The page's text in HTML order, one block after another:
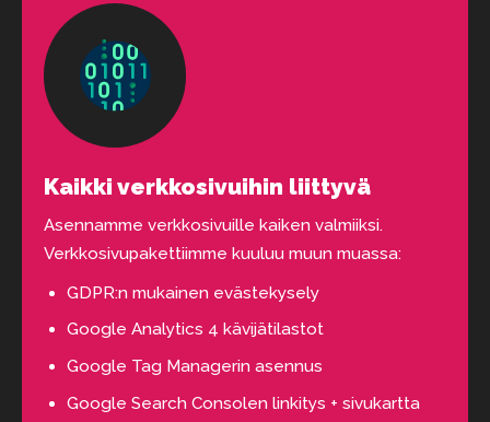
Kaikki verkkosivuihin liittyvä
Asennamme verkkosivuille kaiken valmiiksi.
Verkkosivupakettiimme kuuluu muun muassa:
GDPR:n mukainen evästekysely
Google Analytics 4 kävijätilastot
Google Tag Managerin asennus
Google Search Consolen linkitys + sivukartta